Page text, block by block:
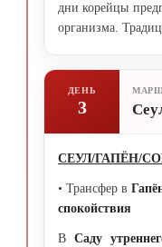
дни корейцы
организма.
ДЕНЬ
3
СЕУЛ/ГАПЁН/
• Трансфер в
спокойствия
В Саду